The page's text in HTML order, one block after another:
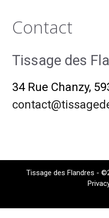
Contact
Tissage des
34 Rue Chanzy,
Tissage des Flandres -